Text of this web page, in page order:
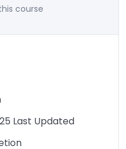
course
Last Updated